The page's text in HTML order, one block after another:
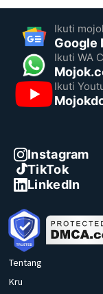
Ikuti
Google
Ikuti WA
Ikuti
Instagram
TikTok
LinkedIn
Tentang
Kru